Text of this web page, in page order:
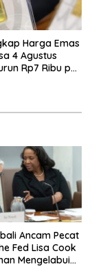
Harga Emas
4 Agustus
Rp7 Ribu per
Ancam Pecat
Fed Lisa Cook
Mengelabui